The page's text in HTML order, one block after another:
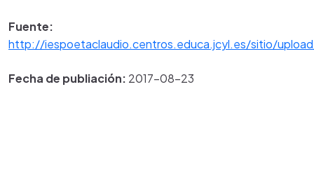
Fuente:
http://iespoetaclaudio.centros.educa.jcyl.es/sitio/
Fecha de publiación: 2017-08-23